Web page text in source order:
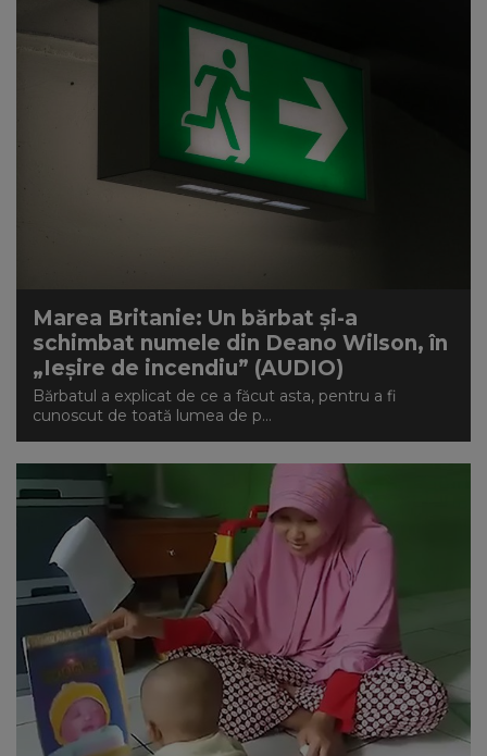
Marea Britanie: Un bărbat și-a
schimbat numele din Deano Wilson, în
„Ieșire de incendiu” (AUDIO)
Bărbatul a explicat de ce a făcut asta, pentru a fi
cunoscut de toată lumea de p...